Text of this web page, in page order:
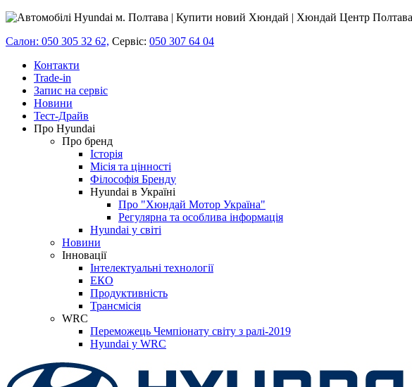
Салон: 050 305 32 62, Сервіс: 050 307 64 04
Контакти
Trade-in
Запис на сервіс
Новини
Тест-Драйв
Про Hyundai
Про бренд
Історія
Місія та цінності
Філософія Бренду
Hyundai в Україні
Про "Хюндай Мотор Україна"
Регулярна та особлива інформація
Hyundai у світі
Новини
Інновації
Інтелектуальні технології
ЕКО
Продуктивність
Трансмісія
WRC
Переможець Чемпіонату світу з ралі-2019
Hyundai у WRC